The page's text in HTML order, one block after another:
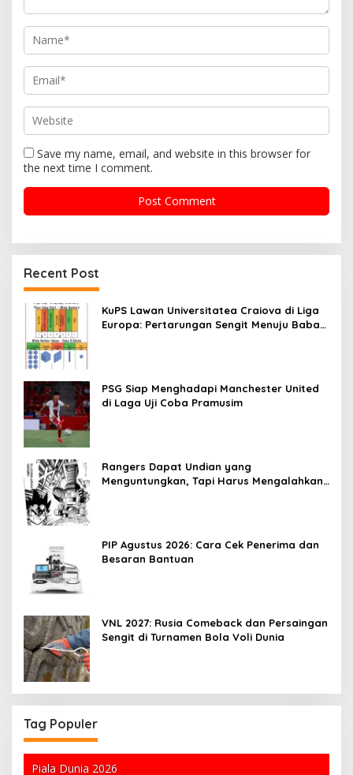
o
n
Save my name, email, and website in this browser for
the next time I comment.
Recent Post
KuPS Lawan Universitatea Craiova di Liga
Europa: Pertarungan Sengit Menuju Babak
PSG Siap Menghadapi Manchester United
di Laga Uji Coba Pramusim
Rangers Dapat Undian yang
Menguntungkan, Tapi Harus Mengalahkan
PIP Agustus 2026: Cara Cek Penerima dan
Besaran Bantuan
VNL 2027: Rusia Comeback dan Persaingan
Sengit di Turnamen Bola Voli Dunia
Tag Populer
Piala Dunia 2026